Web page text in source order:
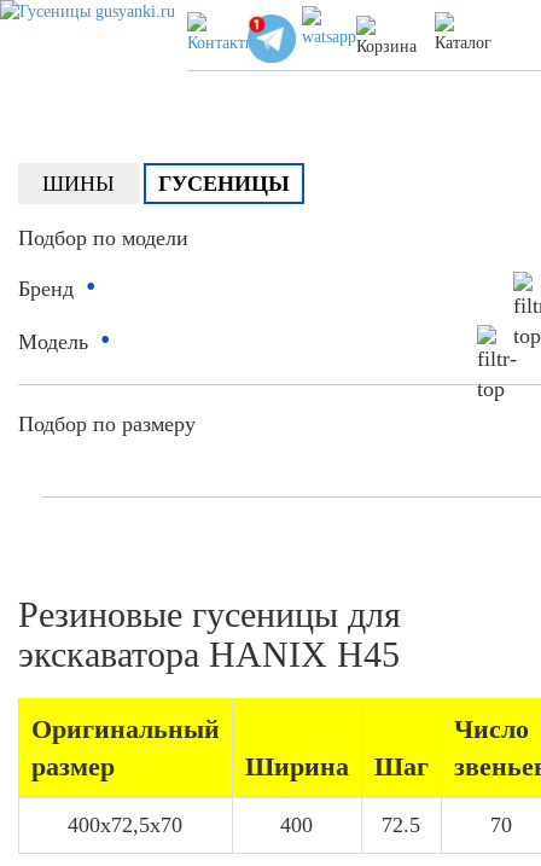
ШИНЫ ГУСЕНИЦЫ
Подбор по модели
Бренд •
Модель •
Подбор по размеру
Резиновые гусеницы для
экскаватора HANIX H45
Оригинальный
размер
Ширина Шаг
Число
400x72,5x70 400 72.5 70